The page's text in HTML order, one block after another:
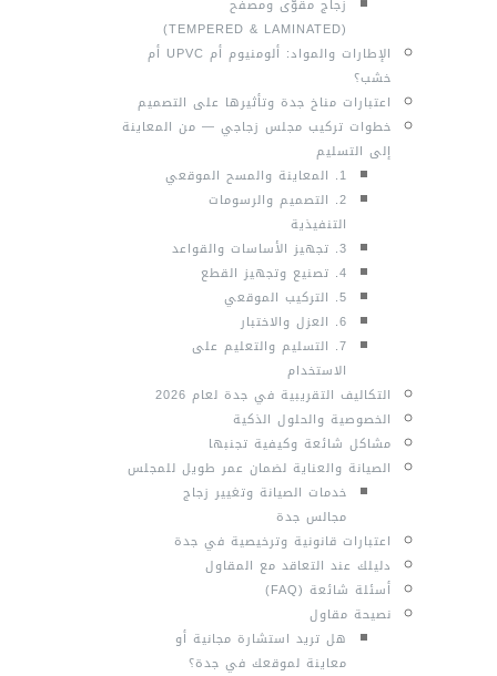
زجاج مقوّى ومصفّح
(TEMPERED & LAMINATED)
الإطارات والمواد: ألومنيوم أم UPVC أم
خشب؟
اعتبارات مناخ جدة وتأثيرها على التصميم
خطوات تركيب مجلس زجاجي — من المعاينة
إلى التسليم
1. المعاينة والمسح الموقعي
2. التصميم والرسومات
التنفيذية
3. تجهيز الأساسات والقواعد
4. تصنيع وتجهيز القطع
5. التركيب الموقعي
6. العزل والاختبار
7. التسليم والتعليم على
الاستخدام
التكاليف التقريبية في جدة لعام 2026
الخصوصية والحلول الذكية
مشاكل شائعة وكيفية تجنبها
الصيانة والعناية لضمان عمر طويل للمجلس
خدمات الصيانة وتغيير زجاج
مجالس جدة
اعتبارات قانونية وترخيصية في جدة
دليلك عند التعاقد مع المقاول
أسئلة شائعة (FAQ)
نصيحة مقاول
هل تريد استشارة مجانية أو
معاينة لموقعك في جدة؟